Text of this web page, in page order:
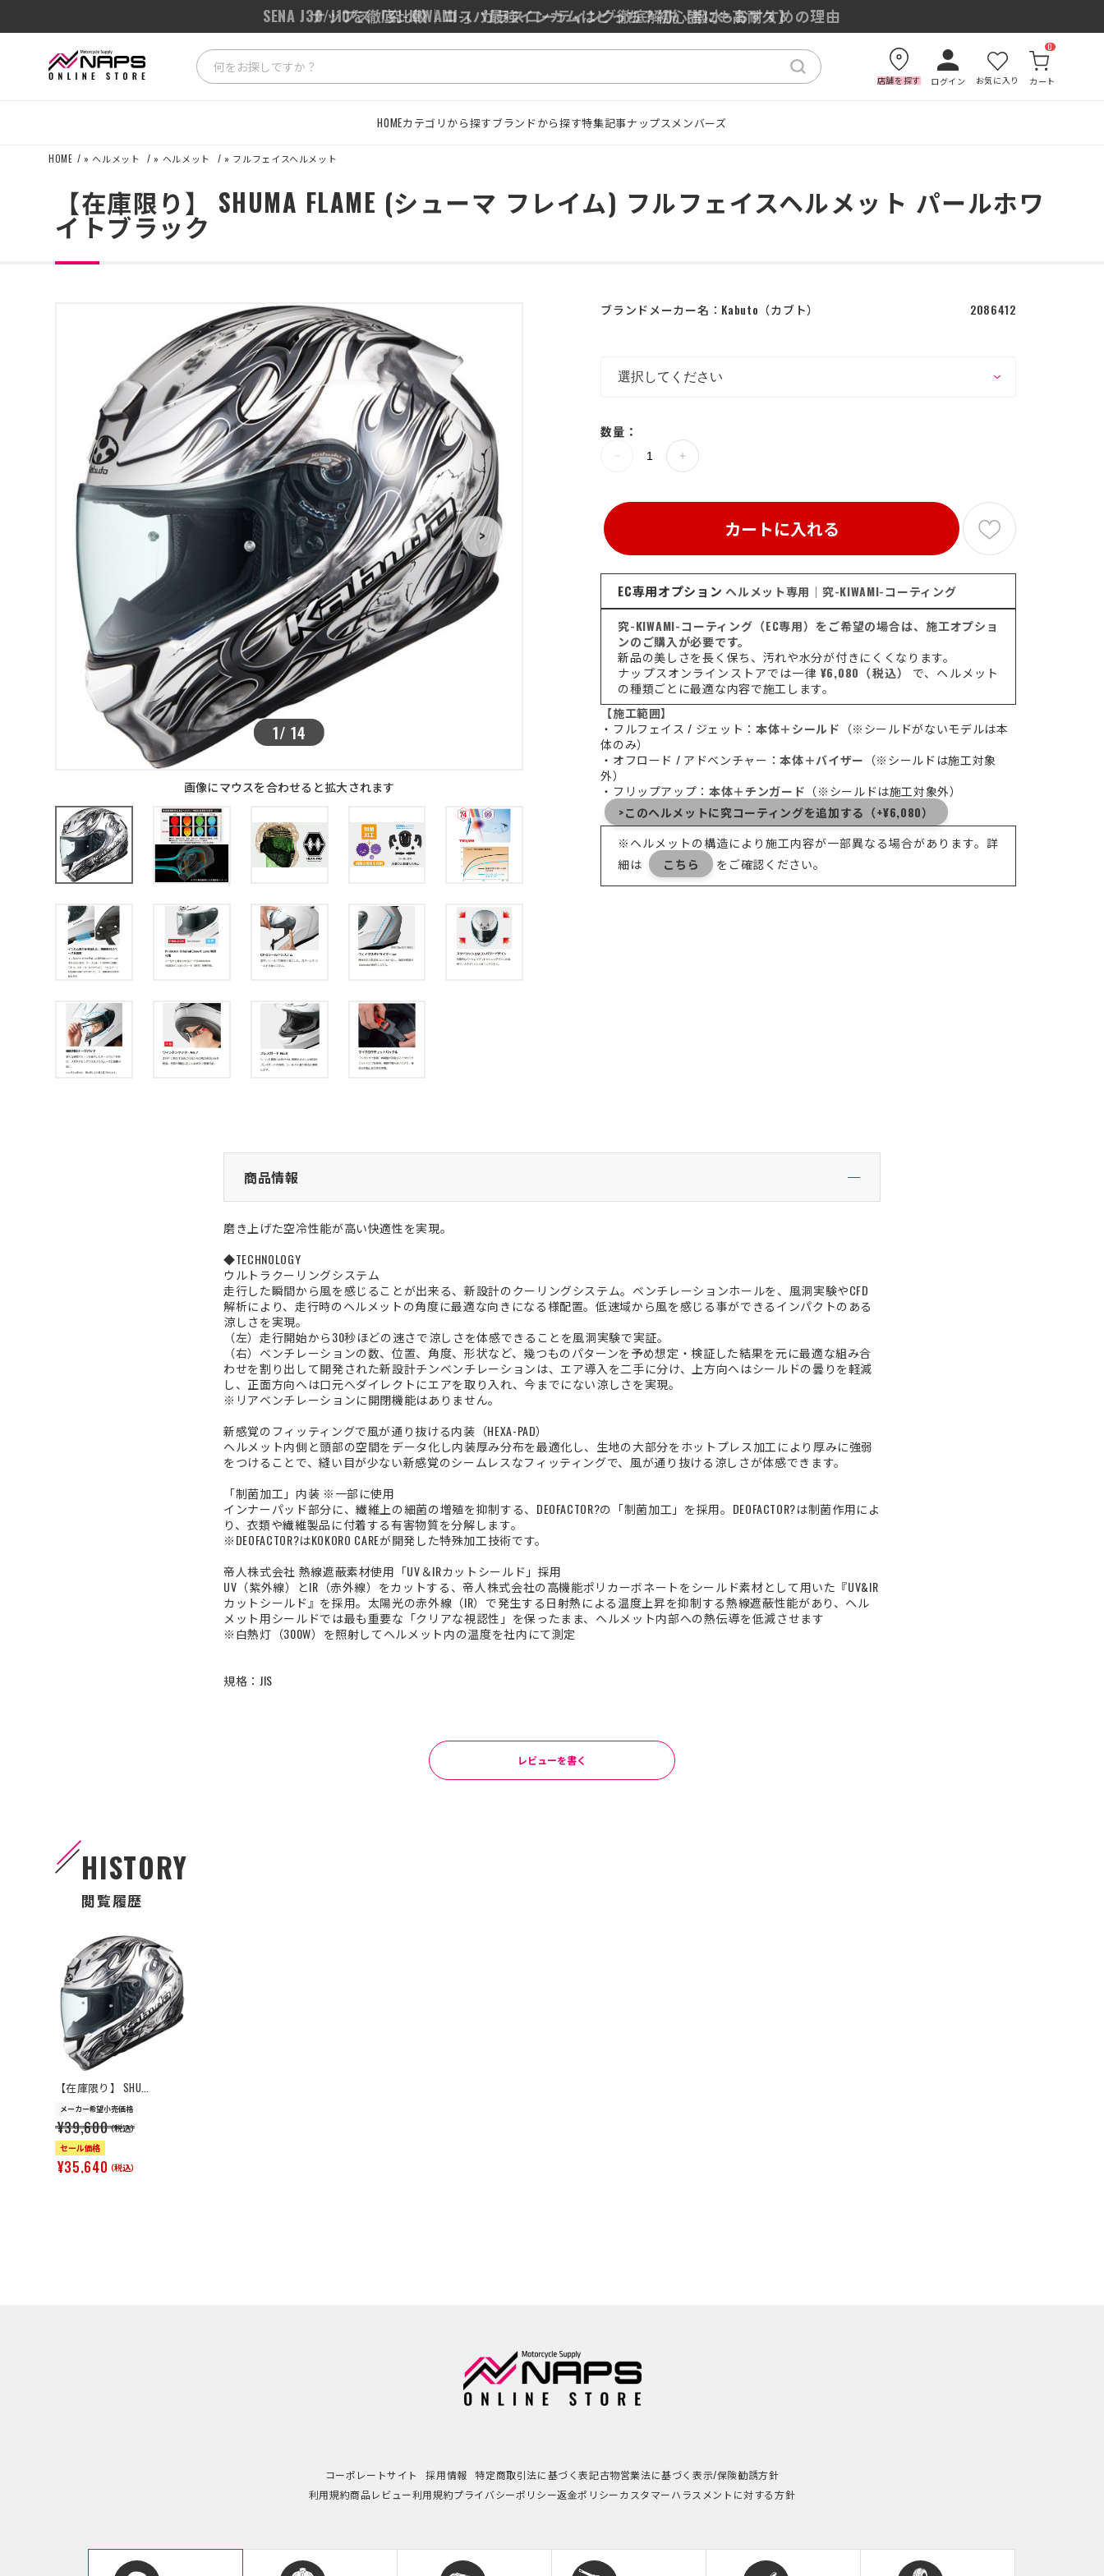
SENA J30/J10を徹底比較｜コスパ最強インカムはどっち？初心者にもおすすめの理由
店舗を探す ログイン お気に入り カート
0
HOMEカテゴリから探すブランドから探す特集記事ナップスメンバーズ
HOME » ヘルメット » ヘルメット » フルフェイスヘルメット
【在庫限り】 SHUMA FLAME (シューマ フレイム) フルフェイスヘルメット パールホワ
イトブラック
1/14
>
画像にマウスを合わせると拡大されます
ブランドメーカー名： Kabuto カブト 2086412
数量：
カートに入れる
EC専用オプション ヘルメット専用｜究-KIWAMI-コーティング
究-KIWAMI-コーティング（EC専用）をご希望の場合は、施工オプショ
ンのご購入が必要です。
新品の美しさを長く保ち、汚れや水分が付きにくくなります。
ナップスオンラインストアでは一律 ¥6,080（税込）
で、ヘルメット
の種類ごとに最適な内容で施工します。
【施工範囲】
・フルフェイス / ジェット： 本体＋シールド （※シールドがないモデルは本
体のみ）
・オフロード / アドベンチャー：本体＋バイザー （※シールドは施工対象
外）
・フリップアップ：本体＋チンガード （※シールドは施工対象外）
>このヘルメットに究コーティングを追加する（+¥6,080）
※ヘルメットの構造により施工内容が一部異なる場合があります。詳
細は
こちら をご確認ください。
商品情報
磨き上げた空冷性能が高い快適性を実現。
◆TECHNOLOGY
ウルトラクーリングシステム
走行した瞬間から風を感じることが出来る、新設計のクーリングシステム。ベンチレーションホールを、風洞実験やCFD
解析により、走行時のヘルメットの角度に最適な向きになる様配置。低速域から風を感じる事ができるインパクトのある
涼しさを実現。
（左）走行開始から30秒ほどの速さで涼しさを体感できることを風洞実験で実証。
（右）ベンチレーションの数、位置、角度、形状など、幾つものパターンを予め想定・検証した結果を元に最適な組み合
わせを割り出して開発された新設計チンベンチレーションは、エア導入を二手に分け、上方向へはシールドの曇りを軽減
し、正面方向へは口元へダイレクトにエアを取り入れ、今までにない涼しさを実現。
※リアベンチレーションに開閉機能はありません。
新感覚のフィッティングで風が通り抜ける内装（HEXA-PAD）
ヘルメット内側と頭部の空間をデータ化し内装厚み分布を最適化し、生地の大部分をホットプレス加工により厚みに強弱
をつけることで、縫い目が少ない新感覚のシームレスなフィッティングで、風が通り抜ける涼しさが体感できます。
「制菌加工」内装 ※一部に使用
インナーパッド部分に、繊維上の細菌の増殖を抑制する、DEOFACTOR?の「制菌加工」を採用。DEOFACTOR?は制菌作用によ
り、衣類や繊維製品に付着する有害物質を分解します。
※DEOFACTOR?はKOKORO CAREが開発した特殊加工技術です。
帝人株式会社 熱線遮蔽素材使用「UV＆IRカットシールド」採用
UV（紫外線）とIR（赤外線）をカットする、帝人株式会社の高機能ポリカーボネートをシールド素材として用いた『UV&IR
カットシールド』を採用。太陽光の赤外線（IR）で発生する日射熱による温度上昇を抑制する熱線遮蔽性能があり、ヘル
メット用シールドでは最も重要な「クリアな視認性」を保ったまま、ヘルメット内部への熱伝導を低減させます
※白熱灯（300W）を照射してヘルメット内の温度を社内にて測定
規格：JIS
レビューを書く
HISTORY
閲覧履歴
【在庫限り】 SHU...
メーカー希望小売価格
¥39,600（税込）
セール価格
¥35,640（税込）
>
コーポレートサイト 採用情報 特定商取引法に基づく表記古物営業法に基づく表示/保険勧誘方針
利用規約商品レビュー利用規約プライバシーポリシー返金ポリシーカスタマーハラスメントに対する方針